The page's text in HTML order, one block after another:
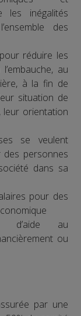
les inégalités
des
réduire les
au
à la fin de
situation de
leur orientation
se veulent
des personnes
dans sa
pour des
d’aide au
ou
par une